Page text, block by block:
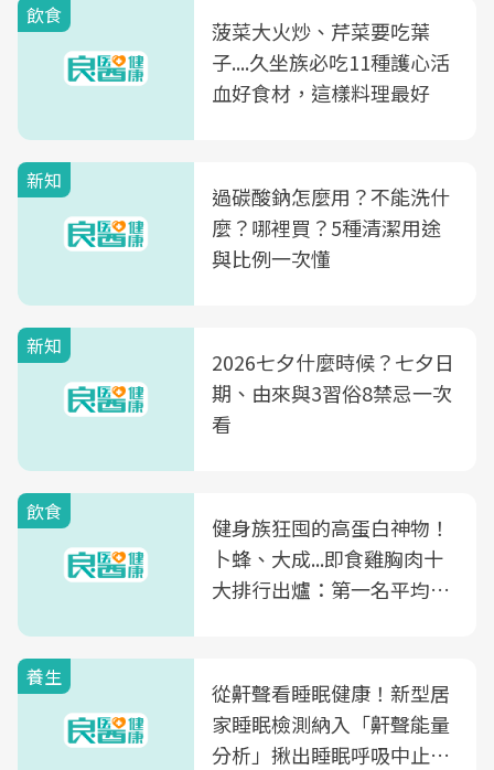
飲食
菠菜大火炒、芹菜要吃葉
子....久坐族必吃11種護心活
血好食材，這樣料理最好
新知
過碳酸鈉怎麼用？不能洗什
麼？哪裡買？5種清潔用途
與比例一次懂
新知
2026七夕什麼時候？七夕日
期、由來與3習俗8禁忌一次
看
飲食
健身族狂囤的高蛋白神物！
卜蜂、大成...即食雞胸肉十
大排行出爐：第一名平均一
養生
從鼾聲看睡眠健康！新型居
家睡眠檢測納入「鼾聲能量
分析」揪出睡眠呼吸中止症